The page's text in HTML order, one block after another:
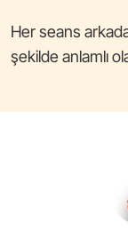
Her seans
şekilde anlamlı